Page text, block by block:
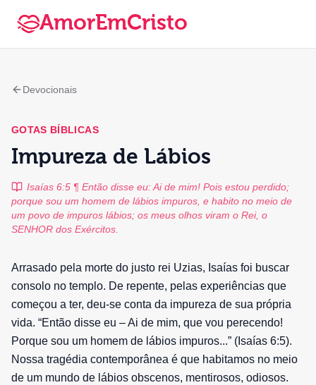
AmorEmCristo
Devocionais
GOTAS BÍBLICAS
Impureza de Lábios
Isaías 6:5 ¶ Então disse eu: Ai de mim! Pois estou perdido;
porque sou um homem de lábios impuros, e habito no meio de
um povo de impuros lábios; os meus olhos viram o Rei, o
SENHOR dos Exércitos.
Arrasado pela morte do justo rei Uzias, Isaías foi buscar
consolo no templo. De repente, pelas experiências que
começou a ter, deu-se conta da impureza de sua própria
vida. “Então disse eu – Ai de mim, que vou perecendo!
Porque sou um homem de lábios impuros...” (Isaías 6:5).
Nossa tragédia contemporânea é que habitamos no meio
de um mundo de lábios obscenos, mentirosos, odiosos.